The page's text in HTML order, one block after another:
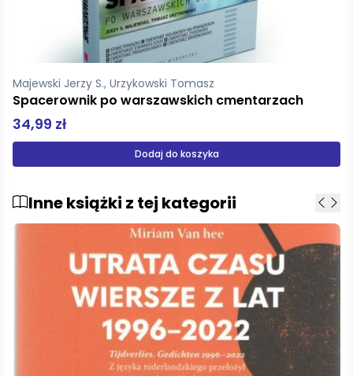
Majewski Jerzy S., Urzykowski Tomasz
Spacerownik po warszawskich cmentarzach
34,99 zł
Dodaj do koszyka
Inne książki z tej kategorii